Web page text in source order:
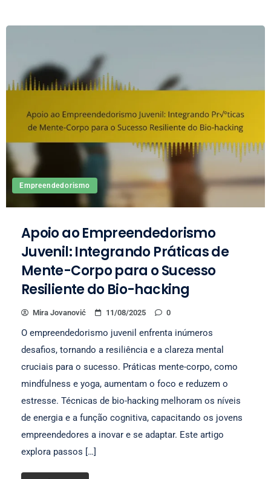
Empreendedorismo
Apoio ao Empreendedorismo
Juvenil: Integrando Práticas de
Mente-Corpo para o Sucesso
Resiliente do Bio-hacking
Mira Jovanović 11/08/2025 0
O empreendedorismo juvenil enfrenta inúmeros
desafios, tornando a resiliência e a clareza mental
cruciais para o sucesso. Práticas mente-corpo, como
mindfulness e yoga, aumentam o foco e reduzem o
estresse. Técnicas de bio-hacking melhoram os níveis
de energia e a função cognitiva, capacitando os jovens
empreendedores a inovar e se adaptar. Este artigo
explora passos […]